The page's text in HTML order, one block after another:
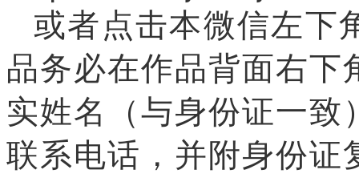
或者点击本微信左下
品务必在作品背面右下
实姓名（与身份证一致
联系电话，并附身份证